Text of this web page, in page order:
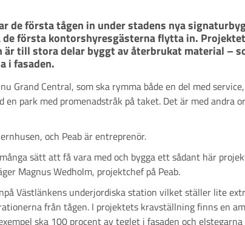
de första tågen in under stadens nya
de första kontorshyresgästerna flytta in.
är till stora delar byggt av återbrukat material –
i fasaden.
Grand Central, som ska rymma både en del med
en park med promenadstråk på taket. Det är med andra
och Peab är entreprenör.
sätt att få vara med och bygga ett sådant här
Magnus Wedholm, projektchef på Peab.
Västlänkens underjordiska station vilket ställer lite
från tågen. I projektets kravställning finns en
ska 100 procent av teglet i fasaden och